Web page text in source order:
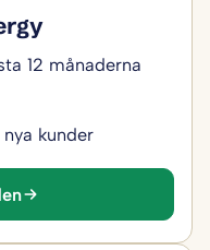
12 månaderna
kunder